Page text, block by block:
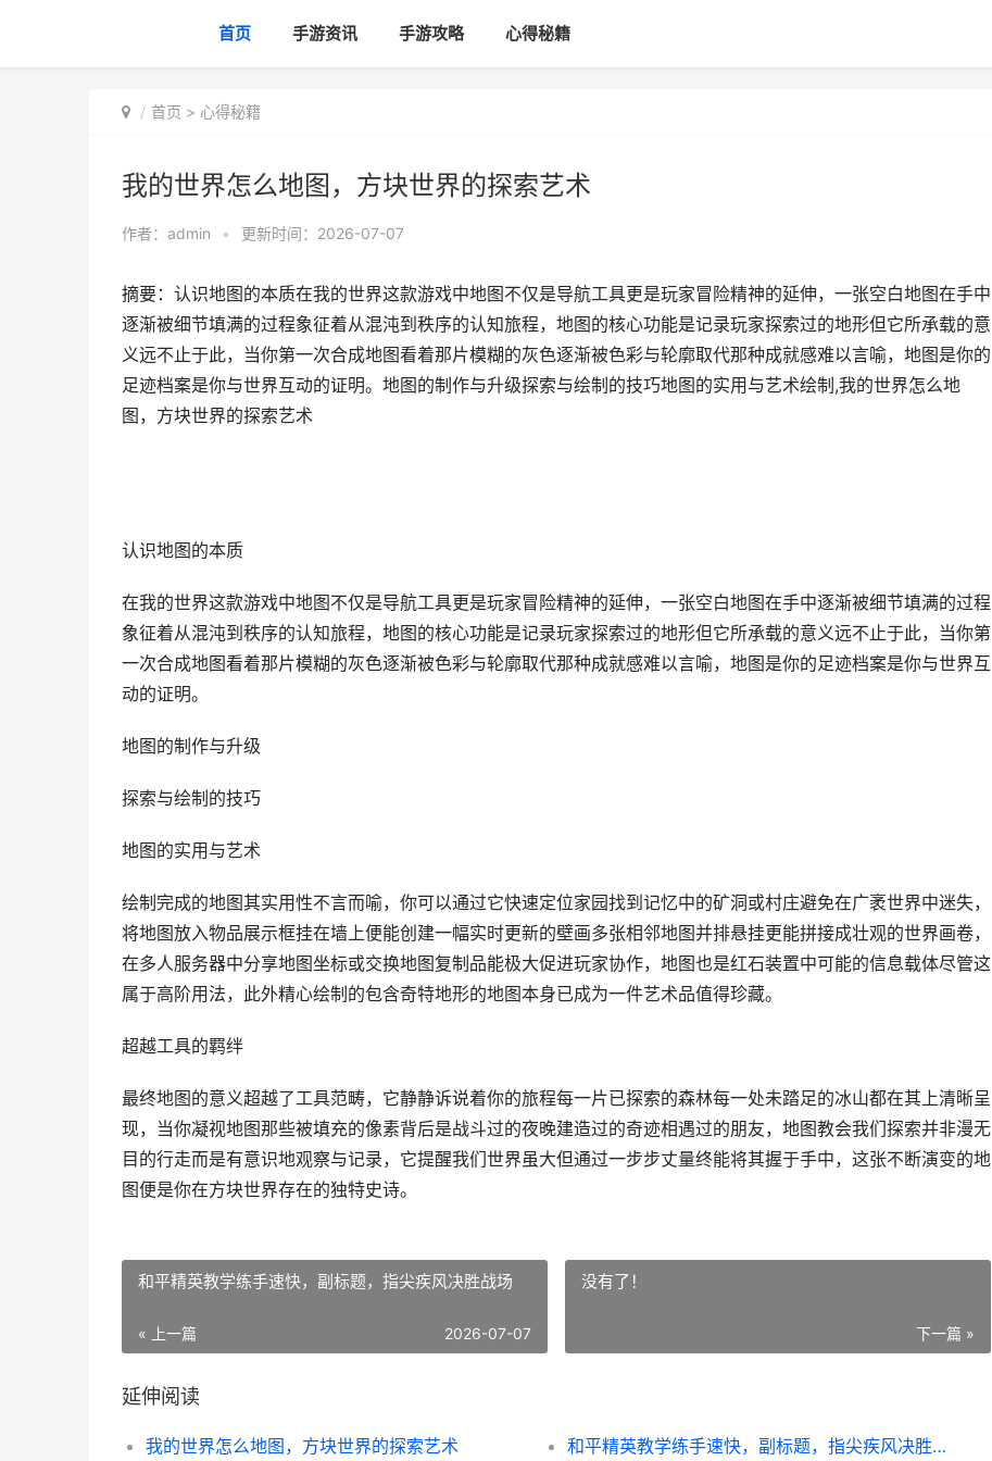
首页 手游资讯 手游攻略 心得秘籍
首页 > 心得秘籍
我的世界怎么地图，方块世界的探索艺术
作者： admin • 更新时间：2026-07-07
摘要：认识地图的本质在我的世界这款游戏中地图不仅是导航工具更是玩家冒险精神的延伸，一张空白地图在手中
逐渐被细节填满的过程象征着从混沌到秩序的认知旅程，地图的核心功能是记录玩家探索过的地形但它所承载的意
义远不止于此，当你第一次合成地图看着那片模糊的灰色逐渐被色彩与轮廓取代那种成就感难以言喻，地图是你的
足迹档案是你与世界互动的证明。地图的制作与升级探索与绘制的技巧地图的实用与艺术绘制,我的世界怎么地
图，方块世界的探索艺术
认识地图的本质
在我的世界这款游戏中地图不仅是导航工具更是玩家冒险精神的延伸，一张空白地图在手中逐渐被细节填满的过程
象征着从混沌到秩序的认知旅程，地图的核心功能是记录玩家探索过的地形但它所承载的意义远不止于此，当你第
一次合成地图看着那片模糊的灰色逐渐被色彩与轮廓取代那种成就感难以言喻，地图是你的足迹档案是你与世界互
动的证明。
地图的制作与升级
探索与绘制的技巧
地图的实用与艺术
绘制完成的地图其实用性不言而喻，你可以通过它快速定位家园找到记忆中的矿洞或村庄避免在广袤世界中迷失，
将地图放入物品展示框挂在墙上便能创建一幅实时更新的壁画多张相邻地图并排悬挂更能拼接成壮观的世界画卷，
在多人服务器中分享地图坐标或交换地图复制品能极大促进玩家协作，地图也是红石装置中可能的信息载体尽管这
属于高阶用法，此外精心绘制的包含奇特地形的地图本身已成为一件艺术品值得珍藏。
超越工具的羁绊
最终地图的意义超越了工具范畴，它静静诉说着你的旅程每一片已探索的森林每一处未踏足的冰山都在其上清晰呈
现，当你凝视地图那些被填充的像素背后是战斗过的夜晚建造过的奇迹相遇过的朋友，地图教会我们探索并非漫无
目的行走而是有意识地观察与记录，它提醒我们世界虽大但通过一步步丈量终能将其握于手中，这张不断演变的地
图便是你在方块世界存在的独特史诗。
和平精英教学练手速快，副标题，指尖疾风决胜战场
« 上一篇 2026-07-07
没有了！
下一篇 »
延伸阅读
我的世界怎么地图，方块世界的探索艺术 和平精英教学练手速快，副标题，指尖疾风决胜战场